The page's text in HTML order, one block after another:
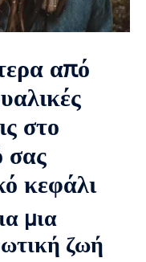
από
στο
σας
κεφάλι
μια
ζωή